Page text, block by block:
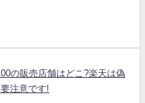
の販売店舗はどこ?楽天は偽
注意です!